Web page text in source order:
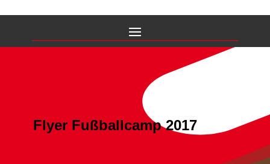
Flyer Fußballcamp 2017